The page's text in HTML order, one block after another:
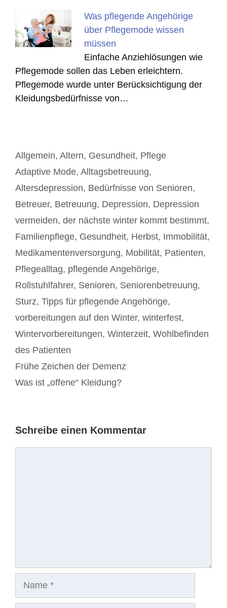
Was pflegende Angehörige
über Pflegemode wissen
müssen
Einfache Anziehlösungen wie
Pflegemode sollen das Leben erleichtern.
Pflegemode wurde unter Berücksichtigung der
Kleidungsbedürfnisse von…
Kategorien
Allgemein, Altern, Gesundheit, Pflege
Schlagwörter
Adaptive Mode, Alltagsbetreuung,
Altersdepression, Bedürfnisse von Senioren,
Betreuer, Betreuung, Depression, Depression
vermeiden, der nächste winter kommt bestimmt,
Familienpflege, Gesundheit, Herbst, Immobilität,
Medikamentenversorgung, Mobilität, Patienten,
Pflegealltag, pflegende Angehörige,
Rollstuhlfahrer, Senioren, Seniorenbetreuung,
Sturz, Tipps für pflegende Angehörige,
vorbereitungen auf den Winter, winterfest,
Wintervorbereitungen, Winterzeit, Wohlbefinden
des Patienten
Beitrags-
Navigation
Frühe Zeichen der Demenz
Was ist „offene“ Kleidung?
Schreibe einen Kommentar